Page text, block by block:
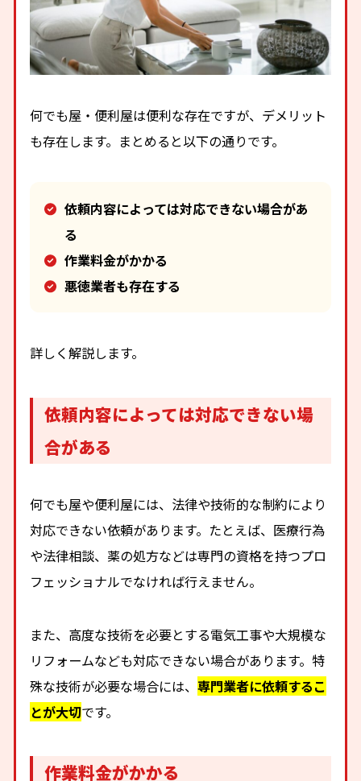
何でも屋・便利屋は便利な存在ですが、デメリット
も存在します。まとめると以下の通りです。
依頼内容によっては対応できない場合があ
る
作業料金がかかる
悪徳業者も存在する
詳しく解説します。
依頼内容によっては対応できない場
合がある
何でも屋や便利屋には、法律や技術的な制約により
対応できない依頼があります。たとえば、医療行為
や法律相談、薬の処方などは専門の資格を持つプロ
フェッショナルでなければ行えません。
また、高度な技術を必要とする電気工事や大規模な
リフォームなども対応できない場合があります。特
殊な技術が必要な場合には、専門業者に依頼するこ
とが大切です。
作業料金がかかる